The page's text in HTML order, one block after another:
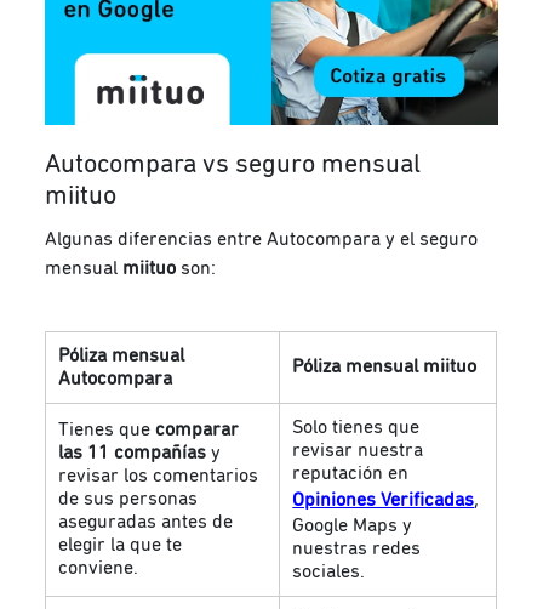
Autocompara vs seguro mensual
miituo
Algunas diferencias entre Autocompara y el seguro
mensual miituoson:
Póliza mensual
Autocompara
Póliza mensual miituo
Tienes quecomparar
las 11 compañías y
revisar los comentarios
de sus personas
aseguradas antes de
elegir la que te
conviene.
Solo tienes que
revisar nuestra
reputación en
Opiniones Verificadas,
Google Maps y
nuestras redes
sociales.